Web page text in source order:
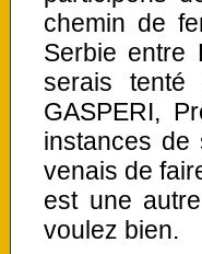
chemin de
Serbie entre
serais tenté
GASPERI,
instances de
venais de
est une
voulez bien.